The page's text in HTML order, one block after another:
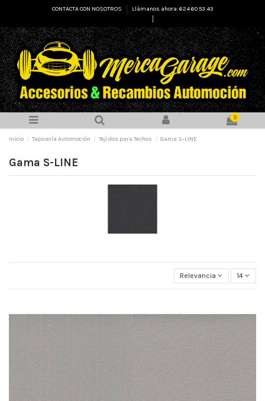
CONTACTA CON NOSOTROS
Llámanos ahora: 624 60 53 43
0
Inicio Tapicería Automoción Tejidos para Techos Gama S-LINE
Gama S-LINE
Relevancia 14